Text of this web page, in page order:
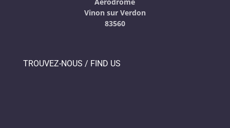
Vinon sur Verdon
83560
TROUVEZ-NOUS / FIND US